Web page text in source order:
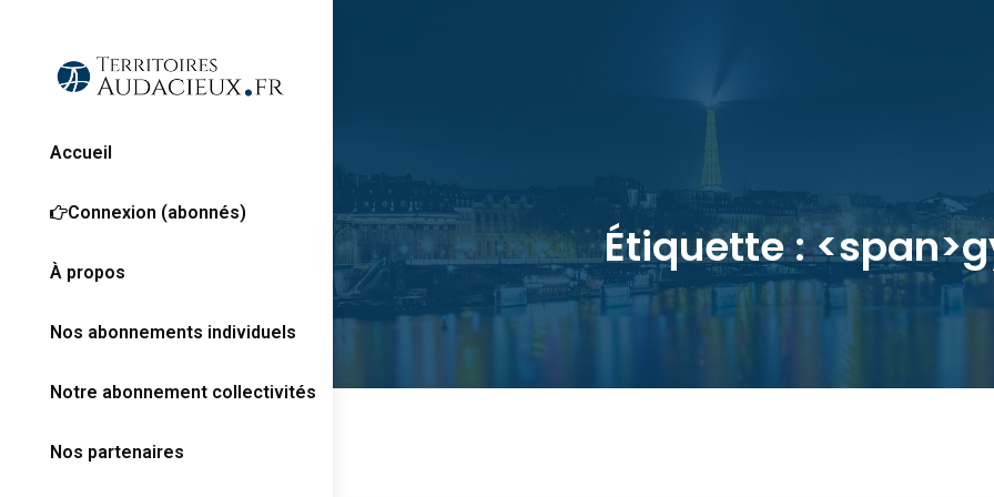
Accueil
Connexion (abonnés)
À propos
Nos abonnements individuels
Notre abonnement collectivités
Nos partenaires
Étiquette :